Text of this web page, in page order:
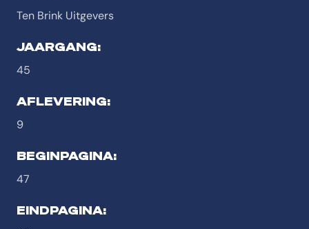
Ten Brink Uitgevers
JAARGANG:
45
AFLEVERING:
9
BEGINPAGINA:
47
EINDPAGINA: